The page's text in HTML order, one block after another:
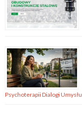
Psychoterapii Dialogi Umysłu